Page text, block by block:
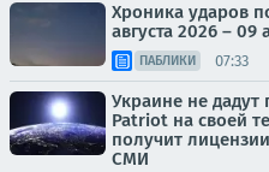
Хроника ударов
августа 2026 – 09
ПАБЛИКИ 07:33
Украине не дадут
Patriot на своей
получит
СМИ